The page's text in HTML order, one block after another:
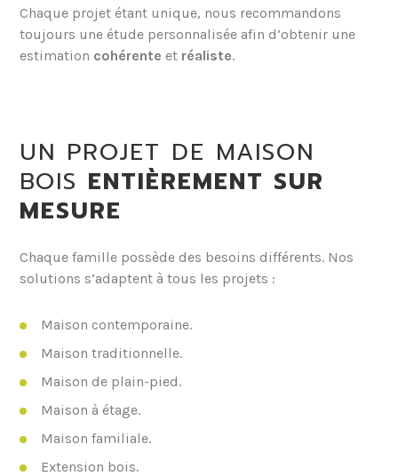
Chaque projet étant unique, nous recommandons
toujours une étude personnalisée afin d’obtenir une
estimation cohérente et réaliste.
UN PROJET DE MAISON
BOIS ENTIÈREMENT SUR
MESURE
Chaque famille possède des besoins différents. Nos
solutions s’adaptent à tous les projets :
Maison contemporaine.
Maison traditionnelle.
Maison de plain-pied.
Maison à étage.
Maison familiale.
Extension bois.